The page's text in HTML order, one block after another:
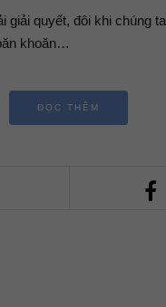
giải quyết, đôi khi chúng
khoăn…
ĐỌC THÊM